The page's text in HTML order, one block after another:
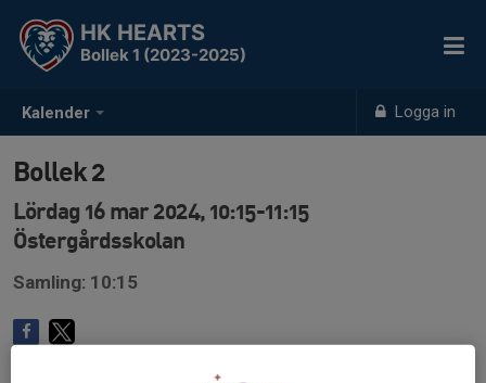
Kalender Logga in
HK HEARTS
Bollek 1 (2023-2025)
Bollek 2
Lördag 16 mar 2024, 10:15-11:15
Östergårdsskolan
Samling: 10:15